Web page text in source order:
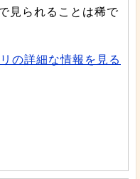
見られることは稀で
の詳細な情報を見る